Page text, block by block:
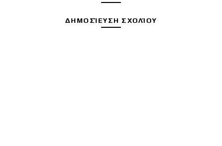
ΔΗΜΟΣΊΕΥΣΗ ΣΧΟΛΊΟΥ